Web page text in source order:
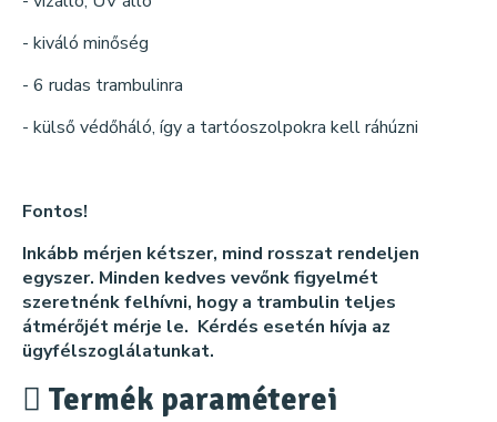
- kiváló minőség
- 6 rudas trambulinra
- külső védőháló, így a tartóoszolpokra kell ráhúzni
Fontos!
Inkább mérjen kétszer, mind rosszat rendeljen
egyszer. Minden kedves vevőnk figyelmét
szeretnénk felhívni, hogy a trambulin teljes
átmérőjét mérje le. Kérdés esetén hívja az
ügyfélszoglálatunkat.
Termék paraméterei